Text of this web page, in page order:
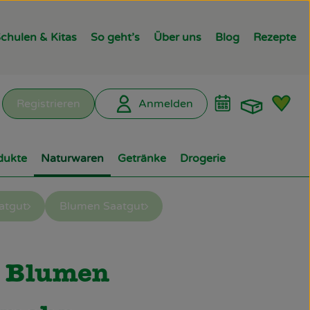
& Kitas So geht’s Über uns Blog Rezepte
Registrieren Anmelden
Naturwaren Getränke Drogerie
Blumen Saatgut
Blumen